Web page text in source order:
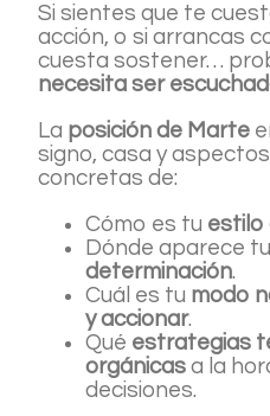
Si sientes que te
acción, o si arrancas
cuesta sostener…
necesita ser
La posición de Marte
signo, casa y
concretas de:
Cómo es tu estilo
Dónde aparece tu
determinación.
Cuál es tu modo
y accionar.
Qué estrategias
orgánicas a la
decisiones.